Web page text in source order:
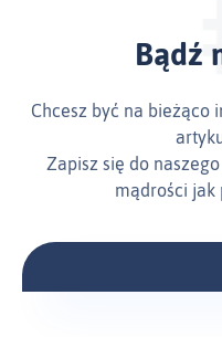
Bądź
Chcesz być na bieżąco
Zapisz się do
mądrości jak